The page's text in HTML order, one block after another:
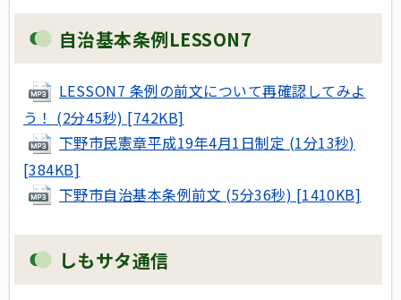
自治基本条例LESSON7
LESSON7 条例の前文について再確認してみよ
う！ (2分45秒) [742KB]
下野市民憲章平成19年4月1日制定 (1分13秒)
[384KB]
下野市自治基本条例前文 (5分36秒) [1410KB]
しもサタ通信